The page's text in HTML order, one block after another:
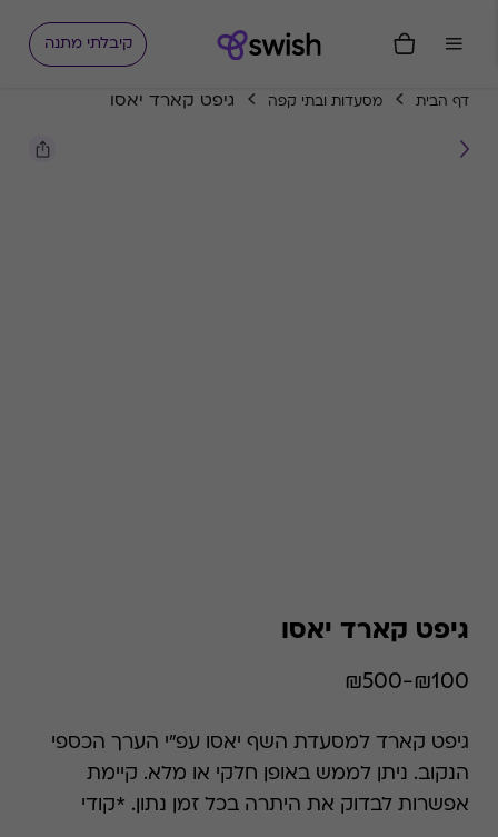
קיבלתי מתנה
דף הבית מסעדות ובתי קפה גיפט קארד יאסו
גיפט קארד יאסו
₪100-₪500
גיפט קארד למסעדת השף יאסו עפ"י הערך הכספי
הנקוב. ניתן לממש באופן חלקי או מלא. קיימת
אפשרות לבדוק את היתרה בכל זמן נתון. *קודי